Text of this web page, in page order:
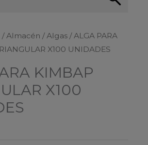
/Almacén /Algas/ ALGA PARA
X100 UNIDADES
KIMBAP
X100